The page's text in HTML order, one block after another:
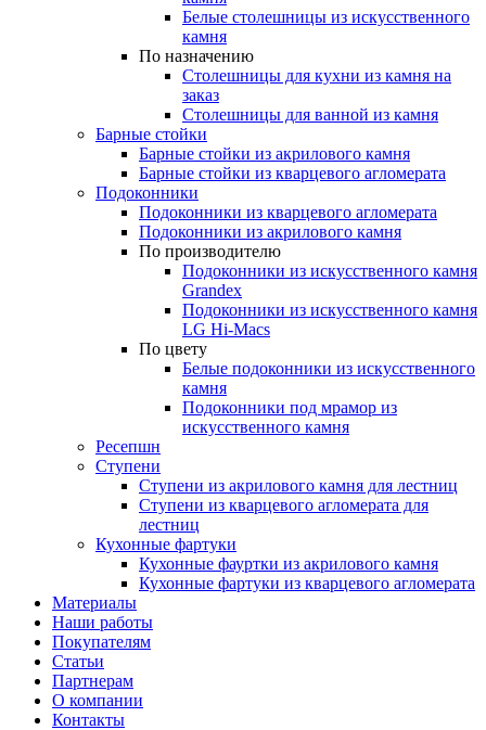
Белые столешницы из искусственного
камня
По назначению
Столешницы для кухни из камня на
заказ
Столешницы для ванной из камня
Барные стойки
Барные стойки из акрилового камня
Барные стойки из кварцевого агломерата
Подоконники
Подоконники из кварцевого агломерата
Подоконники из акрилового камня
По производителю
Подоконники из искусственного камня
Grandex
Подоконники из искусственного камня
LG Hi-Macs
По цвету
Белые подоконники из искусственного
камня
Подоконники под мрамор из
искусственного камня
Ресепшн
Ступени
Ступени из акрилового камня для лестниц
Ступени из кварцевого агломерата для
лестниц
Кухонные фартуки
Кухонные фауртки из акрилового камня
Кухонные фартуки из кварцевого агломерата
Материалы
Наши работы
Покупателям
Статьи
Партнерам
О компании
Контакты